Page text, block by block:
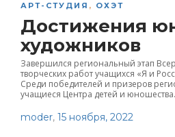
АРТ-СТУДИЯ , ОХЭТ
Достижения
художников
Завершился региональный этап
творческих работ учащихся «Я и
Среди победителей и призеров
учащиеся Центра детей и юношества.
moder, 15 ноября, 2022